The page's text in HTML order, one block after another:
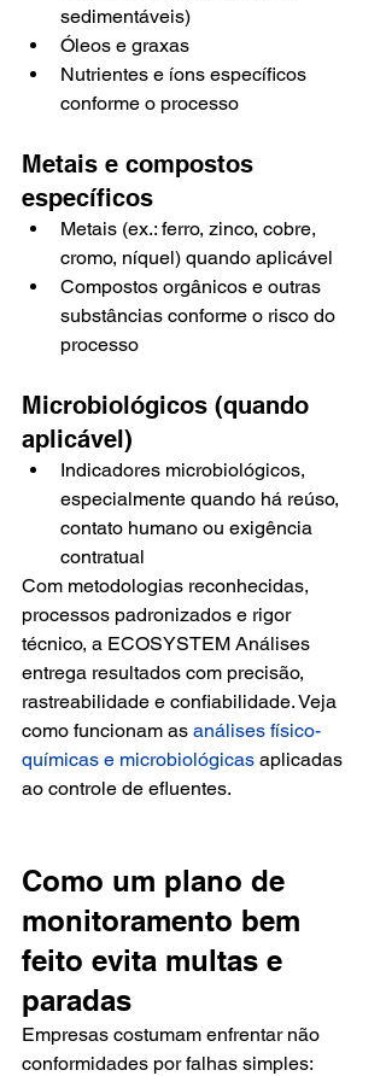
sedimentáveis)
Óleos e graxas
Nutrientes e íons específicos
conforme o processo
Metais e compostos
específicos
Metais (ex.: ferro, zinco, cobre,
cromo, níquel) quando aplicável
Compostos orgânicos e outras
substâncias conforme o risco do
processo
Microbiológicos (quando
aplicável)
Indicadores microbiológicos,
especialmente quando há reúso,
contato humano ou exigência
contratual
Com metodologias reconhecidas,
processos padronizados e rigor
técnico, a ECOSYSTEM Análises
entrega resultados com precisão,
rastreabilidade e confiabilidade. Veja
como funcionam as análises físico-
químicas e microbiológicas aplicadas
ao controle de efluentes.
Como um plano de
monitoramento bem
feito evita multas e
paradas
Empresas costumam enfrentar não
conformidades por falhas simples: